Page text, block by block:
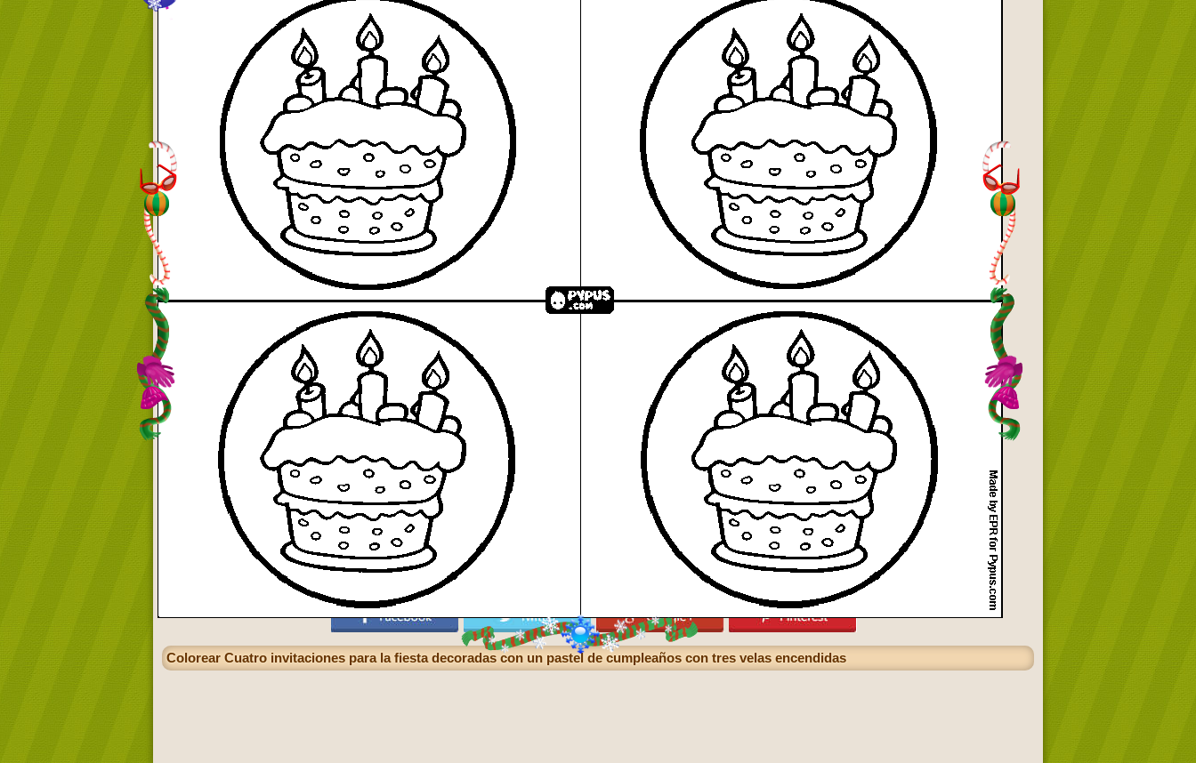
Colorear Cuatro invitaciones para la fiesta decoradas con un pastel de cumpleaños con tres velas encendidas